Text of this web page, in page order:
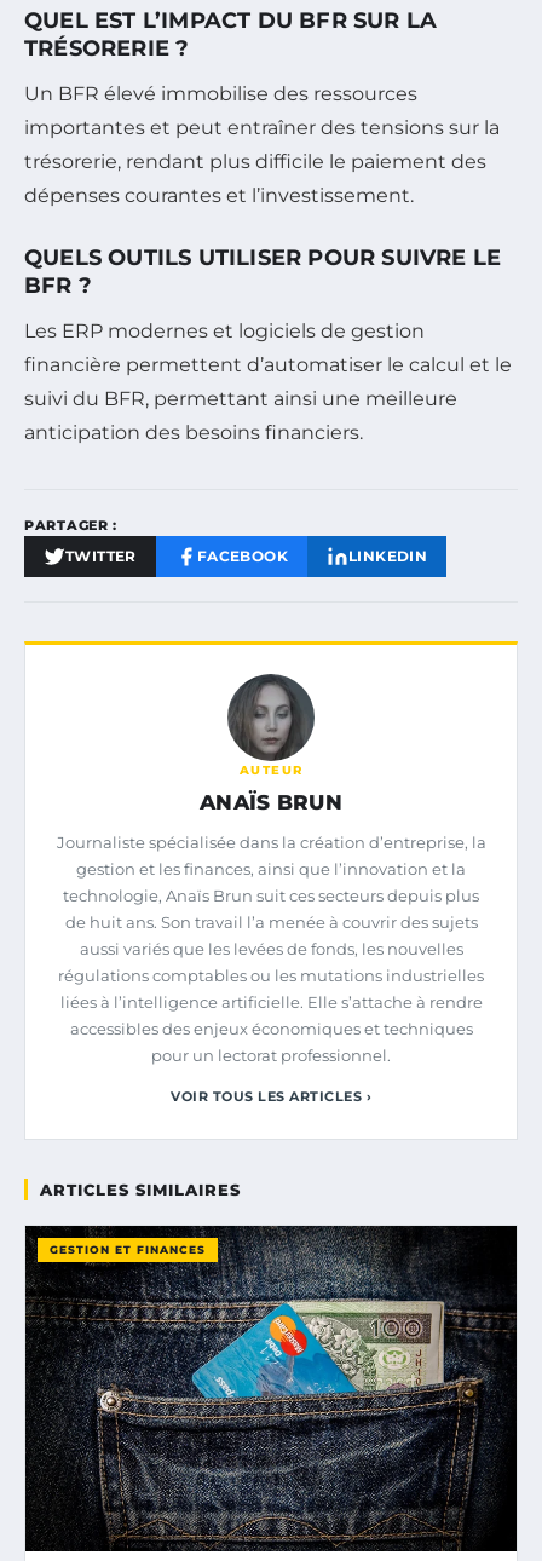
QUEL EST L’IMPACT DU BFR SUR LA
TRÉSORERIE ?
Un BFR élevé immobilise des ressources
importantes et peut entraîner des tensions sur la
trésorerie, rendant plus difficile le paiement des
dépenses courantes et l’investissement.
QUELS OUTILS UTILISER POUR SUIVRE LE
BFR ?
Les ERP modernes et logiciels de gestion
financière permettent d’automatiser le calcul et le
suivi du BFR, permettant ainsi une meilleure
anticipation des besoins financiers.
PARTAGER :
TWITTER FACEBOOK LINKEDIN
AUTEUR
ANAÏS BRUN
Journaliste spécialisée dans la création d’entreprise, la
gestion et les finances, ainsi que l’innovation et la
technologie, Anaïs Brun suit ces secteurs depuis plus
de huit ans. Son travail l’a menée à couvrir des sujets
aussi variés que les levées de fonds, les nouvelles
régulations comptables ou les mutations industrielles
liées à l’intelligence artificielle. Elle s’attache à rendre
accessibles des enjeux économiques et techniques
pour un lectorat professionnel.
VOIR TOUS LES ARTICLES ›
ARTICLES SIMILAIRES
GESTION ET FINANCES